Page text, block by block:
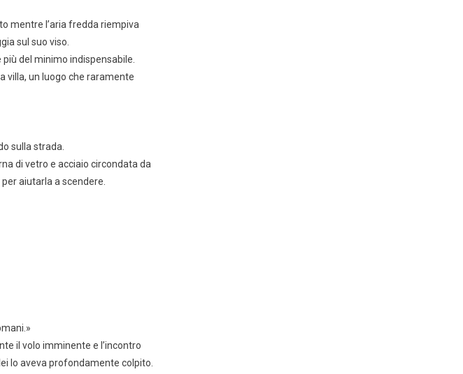
mentre l’aria fredda riempiva
sul suo viso.
del minimo indispensabile.
villa, un luogo che raramente
sulla strada.
di vetro e acciaio circondata da
aiutarla a scendere.
il volo imminente e l’incontro
lo aveva profondamente colpito.